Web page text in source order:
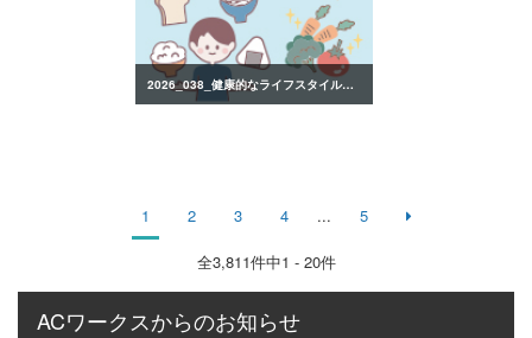
2026_038_健康的なライフスタイルのイラスト
1 2 3 4 ... 5
全3,811件中1 - 20件
ACワークスからのお知らせ